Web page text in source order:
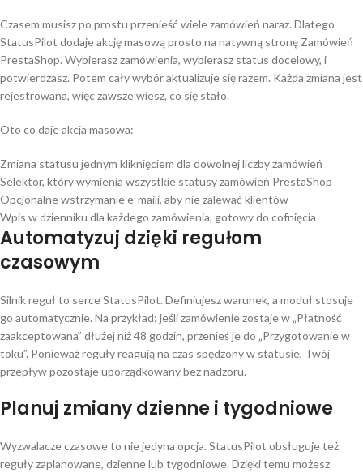
Czasem musisz po prostu przenieść wiele zamówień naraz. Dlatego
StatusPilot dodaje akcję masową prosto na natywną stronę Zamówień
PrestaShop. Wybierasz zamówienia, wybierasz status docelowy, i
potwierdzasz. Potem cały wybór aktualizuje się razem. Każda zmiana jest
rejestrowana, więc zawsze wiesz, co się stało.
Oto co daje akcja masowa:
Zmiana statusu jednym kliknięciem dla dowolnej liczby zamówień
Selektor, który wymienia wszystkie statusy zamówień PrestaShop
Opcjonalne wstrzymanie e-maili, aby nie zalewać klientów
Wpis w dzienniku dla każdego zamówienia, gotowy do cofnięcia
Automatyzuj dzięki regułom
czasowym
Silnik reguł to serce StatusPilot. Definiujesz warunek, a moduł stosuje
go automatycznie. Na przykład: jeśli zamówienie zostaje w „Płatność
zaakceptowana” dłużej niż 48 godzin, przenieś je do „Przygotowanie w
toku”. Ponieważ reguły reagują na czas spędzony w statusie, Twój
przepływ pozostaje uporządkowany bez nadzoru.
Planuj zmiany dzienne i tygodniowe
Wyzwalacze czasowe to nie jedyna opcja. StatusPilot obsługuje też
reguły zaplanowane, dzienne lub tygodniowe. Dzięki temu możesz